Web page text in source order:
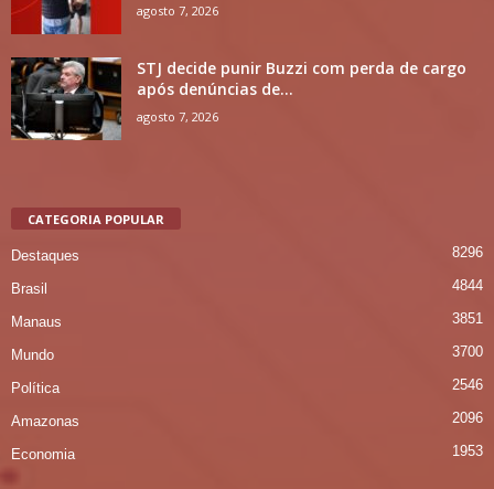
agosto 7, 2026
STJ decide punir Buzzi com perda de cargo
após denúncias de...
agosto 7, 2026
CATEGORIA POPULAR
Destaques 8296
Brasil 4844
Manaus 3851
Mundo 3700
Política 2546
Amazonas 2096
Economia 1953